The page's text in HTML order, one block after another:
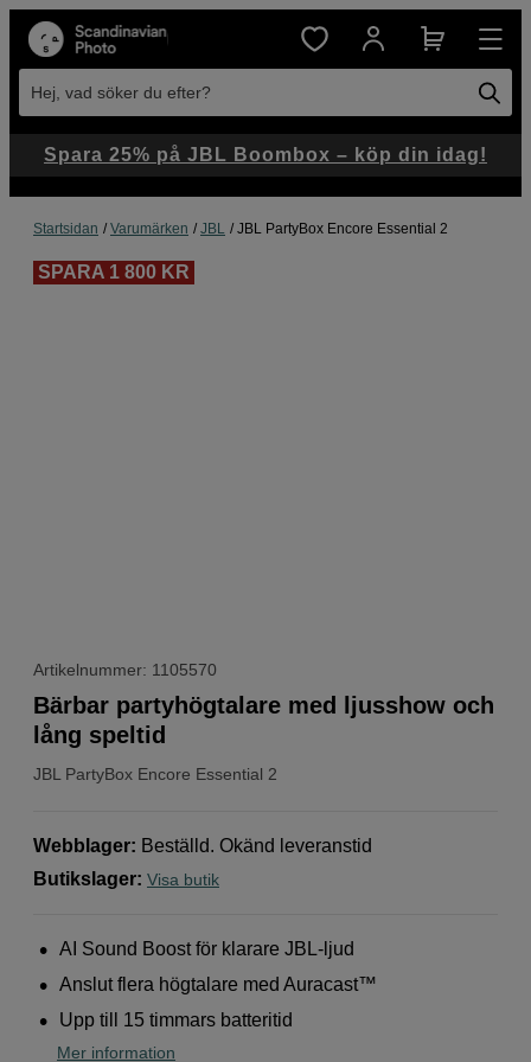
Hej, vad söker du efter?
Startsidan Varumärken JBL JBL PartyBox Encore Essential 2
SPARA 1 800 KR
Artikelnummer: 1105570
JBL PartyBox Encore Essential 2
Bärbar partyhögtalare med ljusshow och
lång speltid
Webblager: Beställd. Okänd leveranstid
Butikslager: Visa butik
AI Sound Boost för klarare JBL-ljud
Anslut flera högtalare med Auracast™
Upp till 15 timmars batteritid
Mer information
Spara 25% på JBL Boombox – köp din idag!